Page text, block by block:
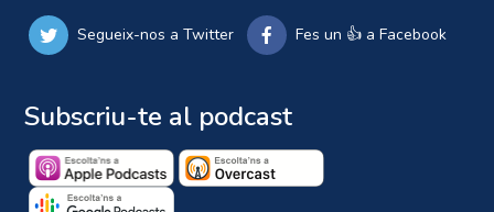
Segueix-nos a Twitter Fes un 👍 a Facebook
Subscriu-te al podcast